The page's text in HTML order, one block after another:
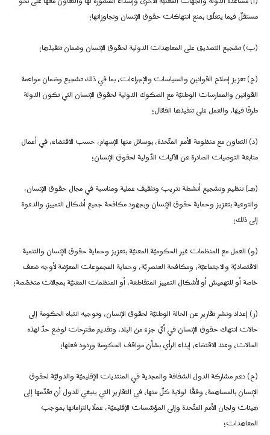
مستقلّ فيما يتعلّق بمنع انتهاكات حقوق الإنسان وتجاوزاتها؛
(ب)تشجيع التصديق على المعاهدات الدولية لحقوق الإنسان وضمان تنفيذها؛
(ج)تعزيز إصلاح القوانين والسياسات والإجراءات، بما في ذلك تشجيع وضمان مواءمة
القوانين والممارسات الوطنيّة مع الصكوك الدولية لحقوق الإنسان التي تكون الدولة
طرفًا فيها، والعمل على تنفيذها الفعّال؛
(د)التعاون مع منظومة الأمم المتّحدة، بوسائل منها الإسهام، حسب الاقتضاء، في أعمال
متابعة التوصيات الصادرة عن الآليات الدّولية لحقوق الإنسان؛
(هـ)تنظيم وتشجيع أنشطة تدريب وتثقيف عملية ومناسبة في مجال حقوق الإنسان،
والتوعية بتعزيز وحماية حقوق الإنسان وبجهود مكافحة جميع أشكال التمييز، والدعوة
إلى ذلك؛
(و)العمل مع المنظمات غير الحكوميّة المعنيّة بتعزيز وحماية حقوق الإنسان والتنمية
الاقتصاديّة والاجتماعيّة، ومكافحة العنصريّة، وحماية المجموعات المعرّضة لأوجه ضعف
خاصة أو للتهميش أو لأشكال التمييز المتقاطعة، أو المنظمات المعنيّة بمجالات متخصّصة؛
(ز)إعداد ونشر تقارير عن الحالة الوطنيّة لحقوق الإنسان، وتوجيه انتباه الحكومة إلى
حالات انتهاك حقوق الإنسان في أيّ جزء من البلد، وتقديم مقترحات لوضع حدّ لهذه
الحالات، وعند الاقتضاء، إبداء الرأي بشأن مواقف الحكومة وردود فعلها؛
(ح)دعم مشاركة الدول الشفافة والمجدية في المنتديات الإقليميّة والدوليّة لحقوق
الإنسان بالمساهمة، وفقًا لولاية كلّ منها، في التقارير التي ينبغي للدول أن تقدّمها إلى
هيئات ولجان الأمم المتّحدة وإلى المؤسّسات الإقليميّة، عملًا بالتزاماتها بموجب
المعاهدات؛